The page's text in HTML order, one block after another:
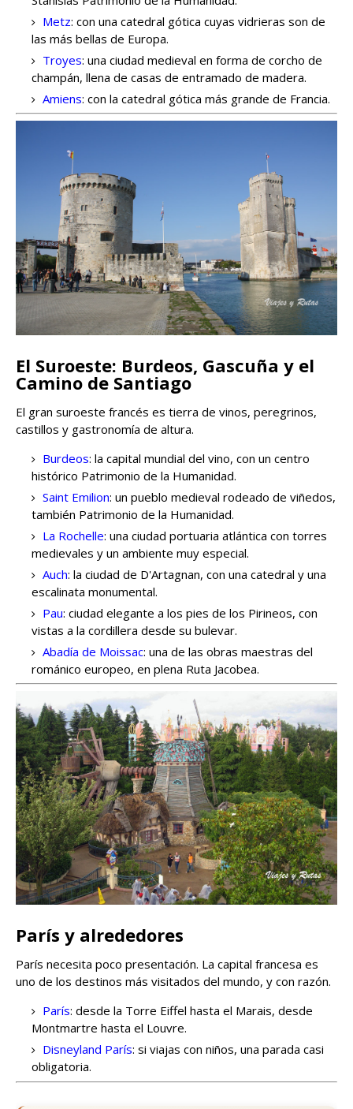
Metz: con una catedral gótica cuyas vidrieras son de
las más bellas de Europa.
Troyes: una ciudad medieval en forma de corcho de
champán, llena de casas de entramado de madera.
Amiens: con la catedral gótica más grande de Francia.
El Suroeste: Burdeos, Gascuña y el
Camino de Santiago
El gran suroeste francés es tierra de vinos, peregrinos,
castillos y gastronomía de altura.
Burdeos: la capital mundial del vino, con un centro
histórico Patrimonio de la Humanidad.
Saint Emilion: un pueblo medieval rodeado de viñedos,
también Patrimonio de la Humanidad.
La Rochelle: una ciudad portuaria atlántica con torres
medievales y un ambiente muy especial.
Auch: la ciudad de D'Artagnan, con una catedral y una
escalinata monumental.
Pau: ciudad elegante a los pies de los Pirineos, con
vistas a la cordillera desde su bulevar.
Abadía de Moissac: una de las obras maestras del
románico europeo, en plena Ruta Jacobea.
París y alrededores
París necesita poco presentación. La capital francesa es
uno de los destinos más visitados del mundo, y con razón.
París: desde la Torre Eiffel hasta el Marais, desde
Montmartre hasta el Louvre.
Disneyland París: si viajas con niños, una parada casi
obligatoria.